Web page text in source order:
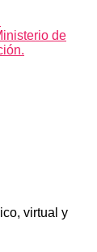
de
virtual y